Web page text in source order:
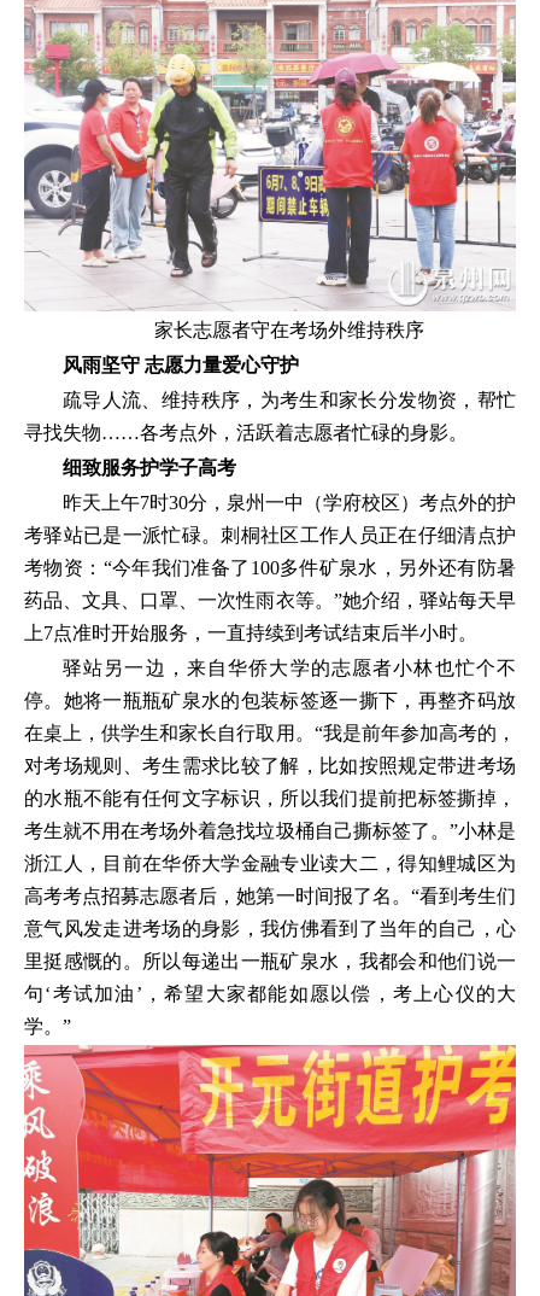
家长志愿者守在考场外维持秩序
风雨坚守 志愿力量爱心守护
疏导人流、维持秩序，为考生和家长分发物资，帮忙
寻找失物……各考点外，活跃着志愿者忙碌的身影。
细致服务护学子高考
昨天上午7时30分，泉州一中（学府校区）考点外的护
考驿站已是一派忙碌。刺桐社区工作人员正在仔细清点护
考物资：“今年我们准备了100多件矿泉水，另外还有防暑
药品、文具、口罩、一次性雨衣等。”她介绍，驿站每天早
上7点准时开始服务，一直持续到考试结束后半小时。
驿站另一边，来自华侨大学的志愿者小林也忙个不
停。她将一瓶瓶矿泉水的包装标签逐一撕下，再整齐码放
在桌上，供学生和家长自行取用。“我是前年参加高考的，
对考场规则、考生需求比较了解，比如按照规定带进考场
的水瓶不能有任何文字标识，所以我们提前把标签撕掉，
考生就不用在考场外着急找垃圾桶自己撕标签了。”小林是
浙江人，目前在华侨大学金融专业读大二，得知鲤城区为
高考考点招募志愿者后，她第一时间报了名。“看到考生们
意气风发走进考场的身影，我仿佛看到了当年的自己，心
里挺感慨的。所以每递出一瓶矿泉水，我都会和他们说一
句‘考试加油’，希望大家都能如愿以偿，考上心仪的大
学。”